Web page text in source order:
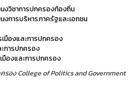
งวิชาการปกครองท้องถิ่น
การบริหารภาครัฐและเอกชน
มืองและการปกครอง
การปกครอง
มืองและการปกครอง
รอง College of Politics and Government